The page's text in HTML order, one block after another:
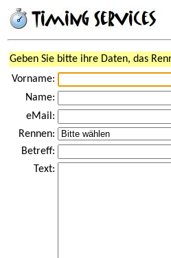
Geben Sie bitte ihre Daten, das
Vorname:
Name:
eMail:
Rennen:
Betreff:
Text: